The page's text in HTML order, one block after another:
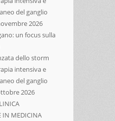
del ganglio
2026
un focus sulla
dello storm
intensiva e
del ganglio
2026
IN MEDICINA